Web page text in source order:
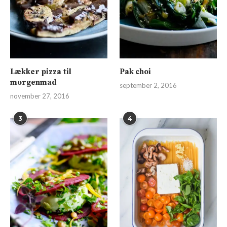
Lækker pizza til
morgenmad
november 27, 2016
Pak choi
september 2, 2016
3 4